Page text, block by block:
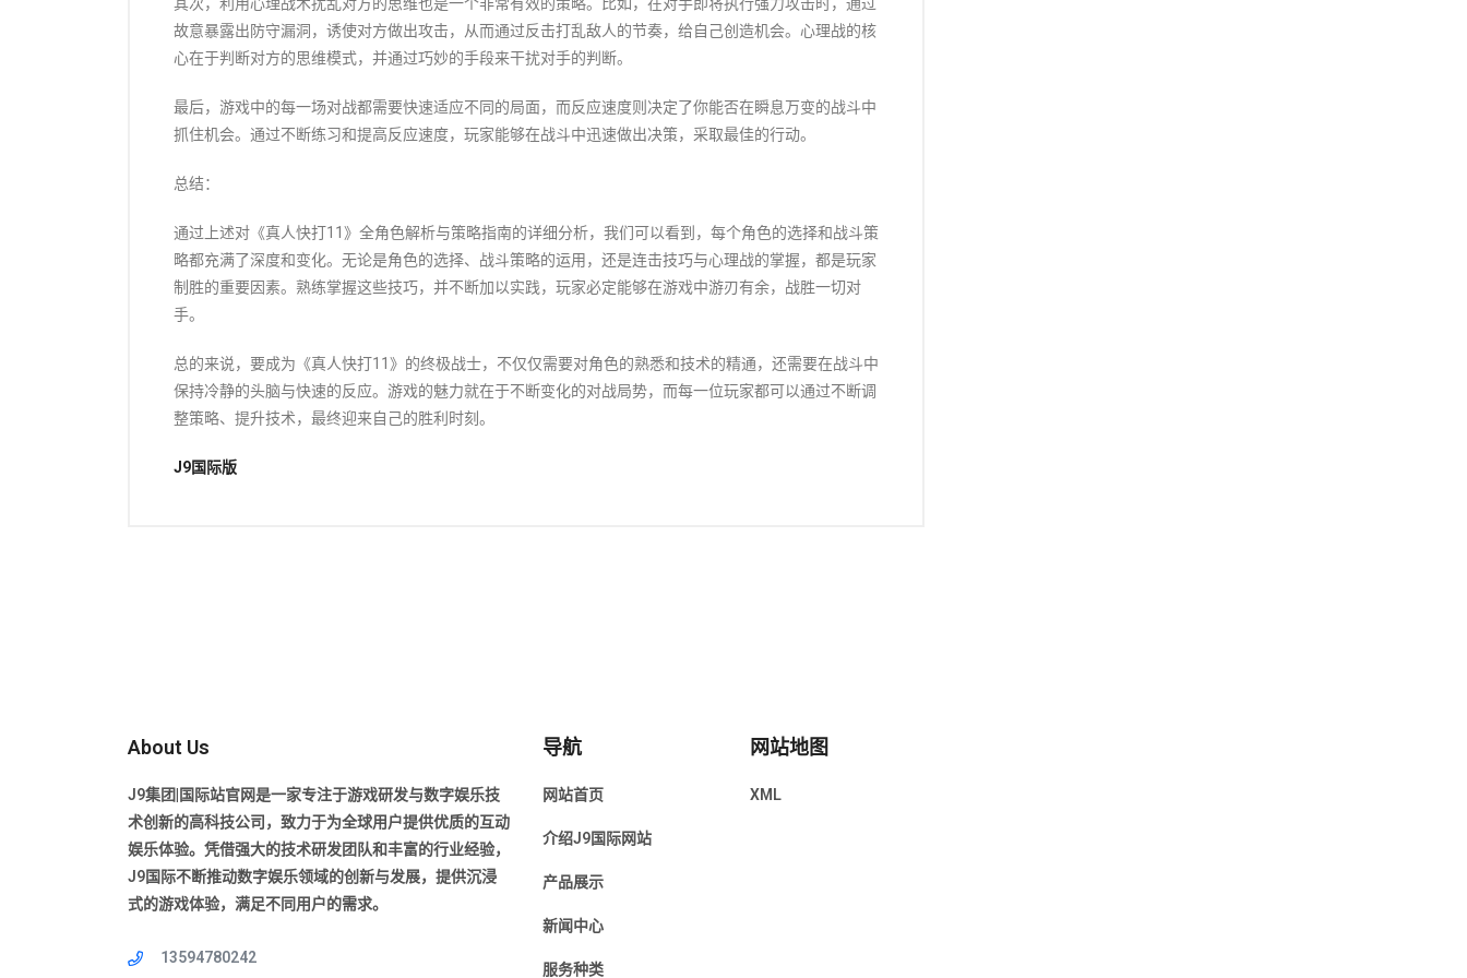
故意暴露出防守漏洞，诱使对方做出攻击，从而通过反击打乱敌人的节奏，给自己创造机会。心理战的核
心在于判断对方的思维模式，并通过巧妙的手段来干扰对手的判断。
最后，游戏中的每一场对战都需要快速适应不同的局面，而反应速度则决定了你能否在瞬息万变的战斗中
抓住机会。通过不断练习和提高反应速度，玩家能够在战斗中迅速做出决策，采取最佳的行动。
总结：
通过上述对《真人快打11》全角色解析与策略指南的详细分析，我们可以看到，每个角色的选择和战斗策
略都充满了深度和变化。无论是角色的选择、战斗策略的运用，还是连击技巧与心理战的掌握，都是玩家
制胜的重要因素。熟练掌握这些技巧，并不断加以实践，玩家必定能够在游戏中游刃有余，战胜一切对
手。
总的来说，要成为《真人快打11》的终极战士，不仅仅需要对角色的熟悉和技术的精通，还需要在战斗中
保持冷静的头脑与快速的反应。游戏的魅力就在于不断变化的对战局势，而每一位玩家都可以通过不断调
整策略、提升技术，最终迎来自己的胜利时刻。
J9国际版
About Us
J9集团|国际站官网是一家专注于游戏研发与数字娱乐技
术创新的高科技公司，致力于为全球用户提供优质的互动
娱乐体验。凭借强大的技术研发团队和丰富的行业经验，
J9国际不断推动数字娱乐领域的创新与发展，提供沉浸
式的游戏体验，满足不同用户的需求。
13594780242
导航
网站首页
介绍J9国际网站
产品展示
新闻中心
服务种类
网站地图
XML